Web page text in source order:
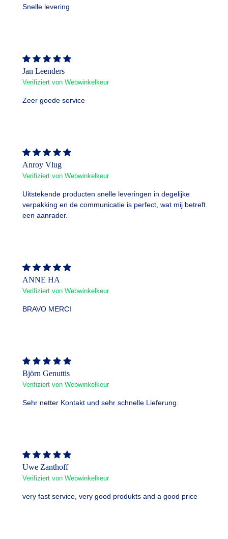
Snelle levering
Jan Leenders
Verifiziert von Webwinkelkeur
Zeer goede service
Anroy Vlug
Verifiziert von Webwinkelkeur
Uitstekende producten snelle leveringen in degelijke
verpakking en de communicatie is perfect, wat mij betreft
een aanrader.
ANNE HA
Verifiziert von Webwinkelkeur
BRAVO MERCI
Björn Genuttis
Verifiziert von Webwinkelkeur
Sehr netter Kontakt und sehr schnelle Lieferung.
Uwe Zanthoff
Verifiziert von Webwinkelkeur
very fast service, very good produkts and a good price